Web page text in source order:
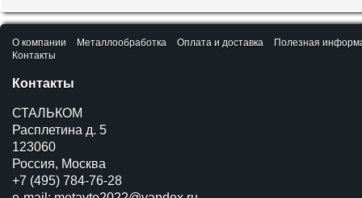
О компании Металлообработка Оплата и доставка
Полезная
Контакты
Контакты
СТАЛЬКОМ
Расплетина д. 5
123060
Россия, Москва
+7 (495) 784-76-28